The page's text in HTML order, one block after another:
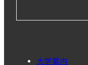
大学案内